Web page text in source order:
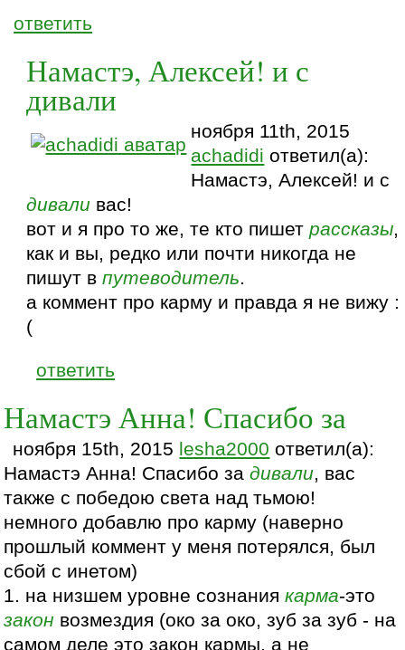
ответить
Намастэ, Алексей! и с
дивали
ноября 11th, 2015
achadidi ответил(а):
Намастэ, Алексей! и с
дивали вас!
вот и я про то же, те кто пишетрассказы,
как и вы, редко или почти никогда не
пишут впутеводитель.
а коммент про карму и правда я не вижу :
(
ответить
Намастэ Анна! Спасибо за
ноября 15th, 2015 lesha2000 ответил(а):
Намастэ Анна! Спасибо задивали, вас
также с победою света над тьмою!
немного добавлю про карму (наверно
прошлый коммент у меня потерялся, был
сбой с инетом)
1. на низшем уровне сознаниякарма-это
закон возмездия (око за око, зуб за зуб - на
самом деле это закон кармы, а не